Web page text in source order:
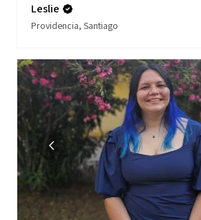
Leslie
Providencia, Santiago